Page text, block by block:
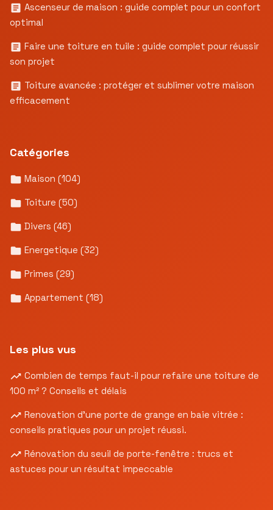
Ascenseur de maison : guide complet pour un confort
optimal
Faire une toiture en tuile : guide complet pour réussir
son projet
Toiture avancée : protéger et sublimer votre maison
efficacement
Catégories
Maison (104)
Toiture (50)
Divers (46)
Energetique (32)
Primes (29)
Appartement (18)
Les plus vus
Combien de temps faut-il pour refaire une toiture de
100 m² ? Conseils et délais
Renovation d’une porte de grange en baie vitrée :
conseils pratiques pour un projet réussi.
Rénovation du seuil de porte-fenêtre : trucs et
astuces pour un résultat impeccable